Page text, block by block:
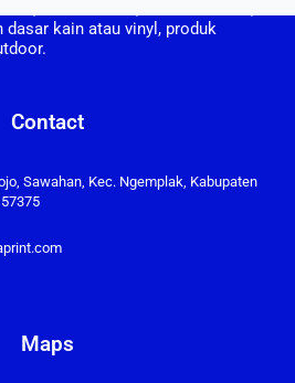
dasar kain atau vinyl, produk
Contact
Sawahan, Kec. Ngemplak, Kabupaten
Maps